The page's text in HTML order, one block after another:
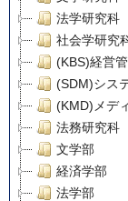
法学研究科
社会学研究
(KBS)経営
(SDM)シス
(KMD)メデ
法務研究科
文学部
経済学部
法学部